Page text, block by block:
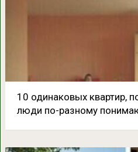
10 одинаковых квартир,
люди по-разному